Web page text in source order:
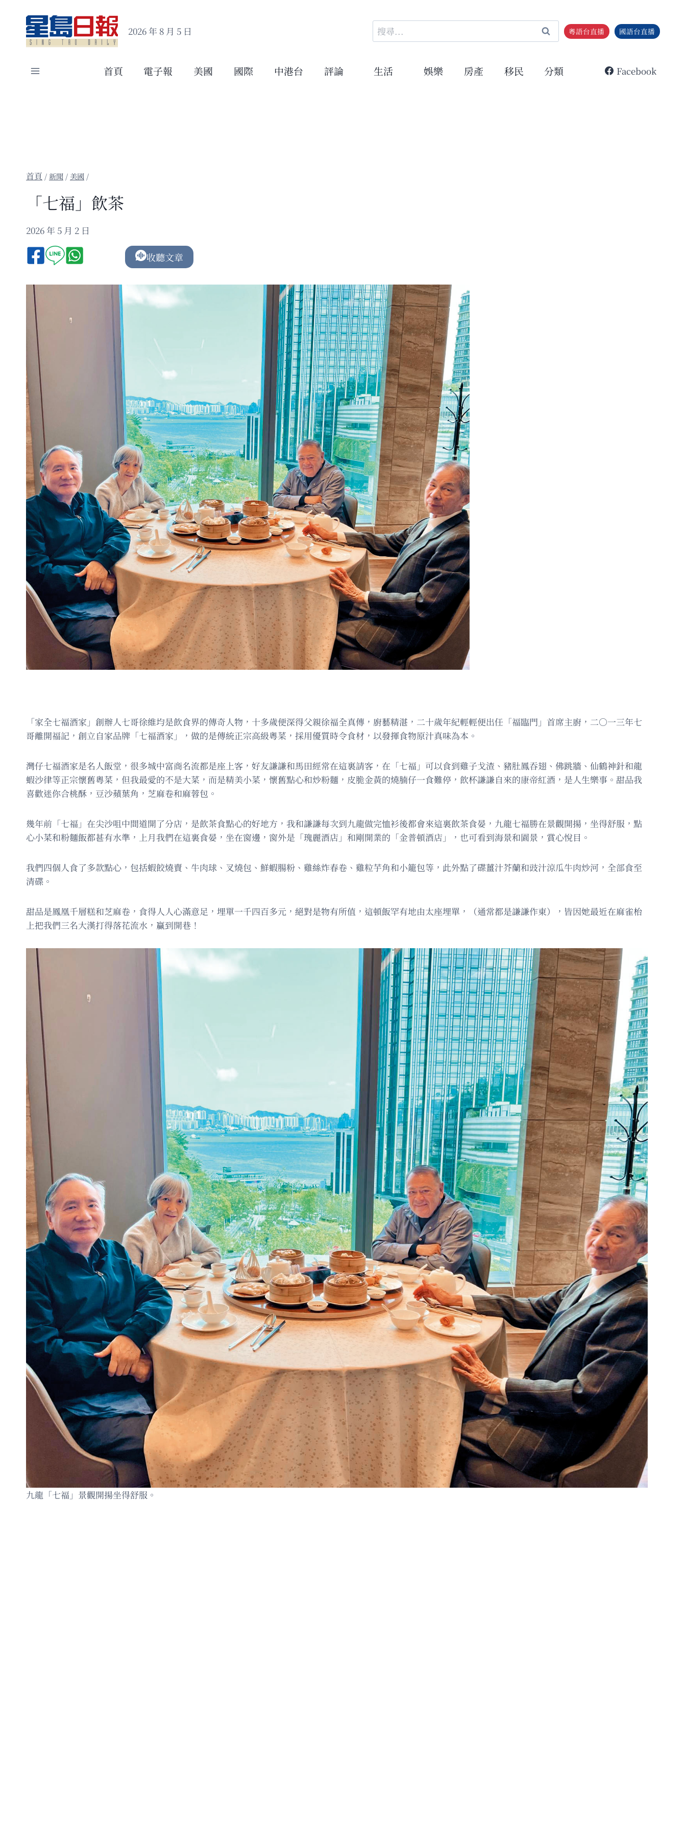
content
2026 年 8 月 5 日
搜
尋
鍵
粵語台直播 國語台直播
首頁 電子報 美國 國際 中港台 評論 生活 娛樂 房產 移民 分類 Facebook
/新聞 / 美國 /
「七福」飲茶
2026 年 5 月 2 日
收聽文章
「家全七福酒家」創辦人七哥徐維均是飲食界的傳奇人物，十多歲便深得父親徐福全真傳，廚藝精湛，二十歲年紀輕輕便出任「福臨門」首席主廚，二○一三年七
哥離開福記，創立自家品牌「七福酒家」，做的是傳統正宗高級粵菜，採用優質時令食材，以發揮食物原汁真味為本。
灣仔七福酒家是名人飯堂，很多城中富商名流都是座上客，好友謙謙和馬田經常在這裏請客，在「七福」可以食到雞子戈渣、豬肚鳳吞翅、佛跳牆、仙鶴神針和龍
蝦沙律等正宗懷舊粵菜，但我最愛的不是大菜，而是精美小菜，懷舊點心和炒粉麵，皮脆金黃的燒腩仔一食難停，飲杯謙謙自來的康帝紅酒，是人生樂事。甜品我
喜歡迷你合桃酥，豆沙蘋葉角，芝麻卷和麻蓉包。
幾年前「七福」在尖沙咀中間道開了分店，是飲茶食點心的好地方，我和謙謙每次到九龍做完恤衫後都會來這裏飲茶食晏，九龍七福勝在景觀開揚，坐得舒服，點
心小菜和粉麵飯都甚有水準，上月我們在這裏食晏，坐在窗邊，窗外是「瑰麗酒店」和剛開業的「金普頓酒店」，也可看到海景和園景，賞心悅目。
我們四個人食了多款點心，包括蝦餃燒賣、牛肉球、叉燒包、鮮蝦腸粉、雞絲炸春卷、雞粒芋角和小籠包等，此外點了碟薑汁芥蘭和豉汁涼瓜牛肉炒河，全部食至
清碟。
甜品是鳳凰千層糕和芝麻卷，食得人人心滿意足，埋單一千四百多元，絕對是物有所值，這頓飯罕有地由太座埋單，（通常都是謙謙作東），皆因她最近在麻雀枱
上把我們三名大漢打得落花流水，贏到開巷！
九龍「七福」景觀開揚坐得舒服。